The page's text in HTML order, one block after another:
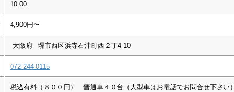
10:00
4,900円〜
大阪府 堺市西区浜寺石津町西２丁4-10
072-244-0115
税込有料（８００円） 普通車４０台（大型車はお電話でお問合せ下さい）